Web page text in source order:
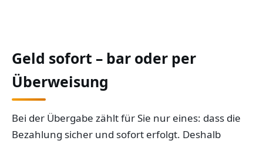
Geld sofort – bar oder per
Überweisung
Bei der Übergabe zählt für Sie nur eines: dass die
Bezahlung sicher und sofort erfolgt. Deshalb